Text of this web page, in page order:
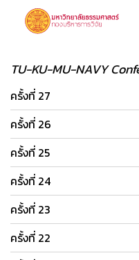
TU-KU-MU-NAVY
ครั้งที่ 27
ครั้งที่ 26
ครั้งที่ 25
ครั้งที่ 24
ครั้งที่ 23
ครั้งที่ 22